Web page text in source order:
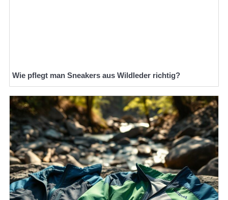
Wie pflegt man Sneakers aus Wildleder richtig?